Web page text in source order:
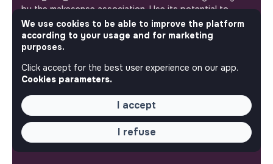
by the makesense association. Use its potential to
accelerate your projects and contribute to building a
more respectful, inclusive and sustainable society.
Our mobile app
Get jobs that make sense on your phone so you never
miss an opportunity.
Android
We use cookies to be able to improve the platform
according to your usage and for marketing
purposes.
Click accept for the best user experience on our app.
Cookies parameters.
I accept
I refuse